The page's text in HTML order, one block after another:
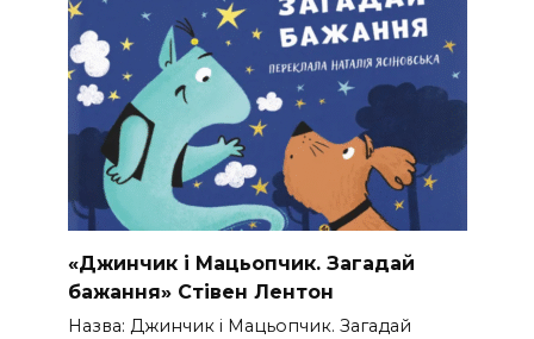
«Джинчик і Мацьопчик. Загадай
бажання» Стівен Лентон
Назва: Джинчик і Мацьопчик. Загадай